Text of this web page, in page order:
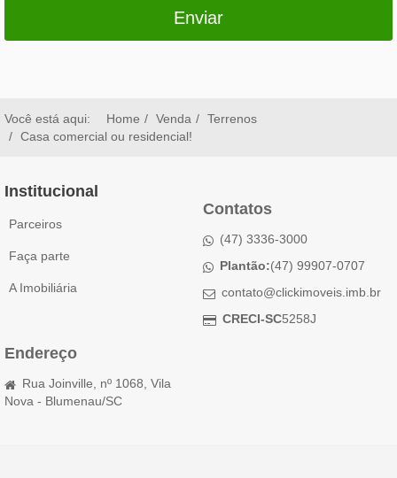
Enviar
Você está aqui: Home Venda
Terrenos
Casa comercial ou residencial!
Institucional
Parceiros
Faça parte
A Imobiliária
Contatos
(47) 3336-3000
Plantão:(47) 99907-0707
contato@clickimoveis.imb.br
CRECI-SC5258J
Endereço
Rua Joinville, nº 1068, Vila
Nova - Blumenau/SC